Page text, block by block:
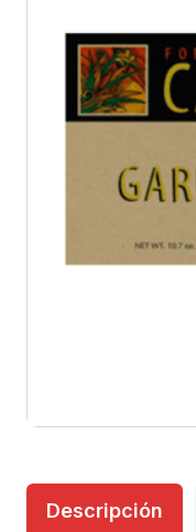
Descripción